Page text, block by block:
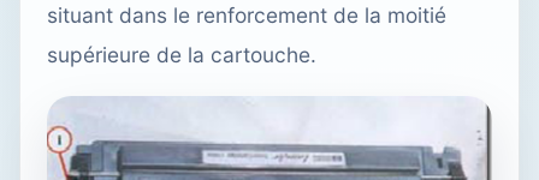
situant dans le renforcement de la moitié
supérieure de la cartouche.